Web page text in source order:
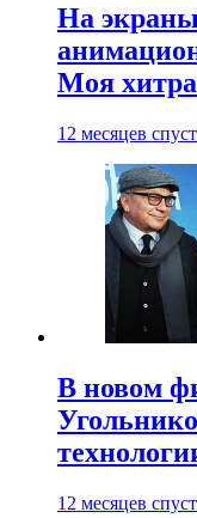
На
Моя
12 месяцев
В новом
12 месяцев